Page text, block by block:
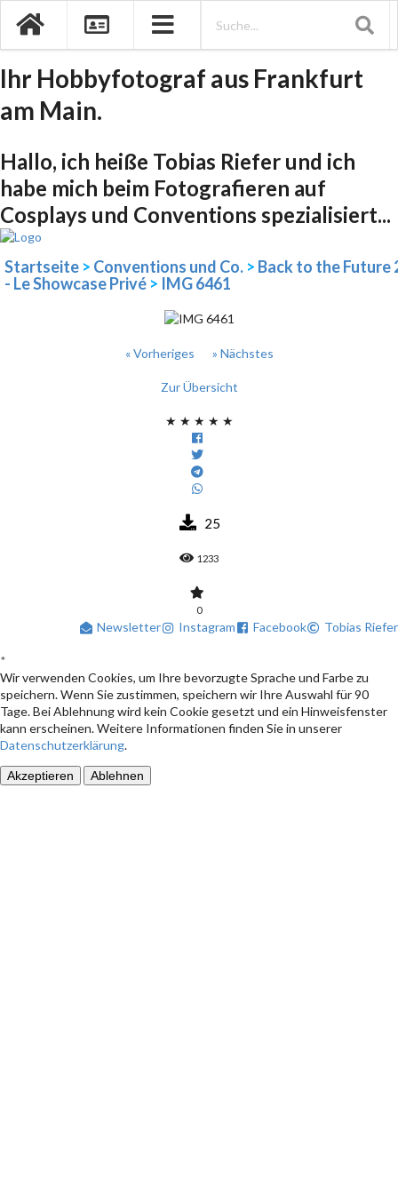
Ihr Hobbyfotograf aus Frankfurt
am Main.
Hallo, ich heiße Tobias Riefer und ich
habe mich beim Fotografieren auf
Cosplays und Conventions spezialisiert...
Startseite > Conventions und Co. > Back to the Future
- Le Showcase Privé > IMG 6461
« Vorheriges » Nächstes
Zur Übersicht
★ ★ ★ ★ ★
25
1233
0
Newsletter Instagram Facebook Tobias Riefer
*
Wir verwenden Cookies, um Ihre bevorzugte Sprache und Farbe zu
speichern. Wenn Sie zustimmen, speichern wir Ihre Auswahl für 90
Tage. Bei Ablehnung wird kein Cookie gesetzt und ein Hinweisfenster
kann erscheinen. Weitere Informationen finden Sie in unserer
Datenschutzerklärung.
Akzeptieren Ablehnen